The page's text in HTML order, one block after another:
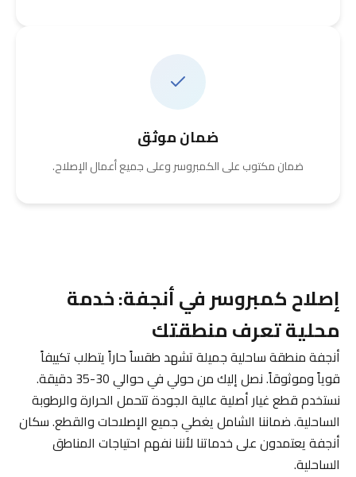
ضمان موثق
ضمان مكتوب على الكمبروسر وعلى جميع أعمال الإصلاح.
إصلاح كمبروسر في أنجفة: خدمة
محلية تعرف منطقتك
أنجفة منطقة ساحلية جميلة تشهد طقساً حاراً يتطلب تكييفاً
قوياً وموثوقاً. نصل إليك من حولي في حوالي 30-35 دقيقة.
نستخدم قطع غيار أصلية عالية الجودة تتحمل الحرارة والرطوبة
الساحلية. ضماننا الشامل يغطي جميع الإصلاحات والقطع. سكان
أنجفة يعتمدون على خدماتنا لأننا نفهم احتياجات المناطق
الساحلية.